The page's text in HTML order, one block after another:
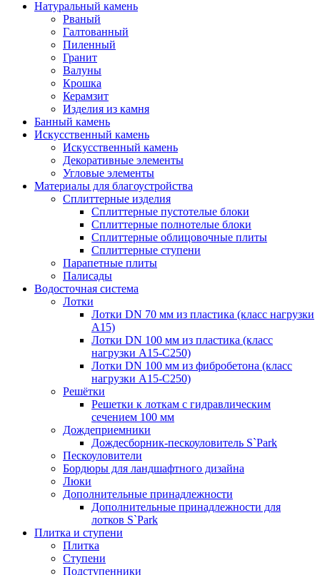
Натуральный камень
Рваный
Галтованный
Пиленный
Гранит
Валуны
Крошка
Керамзит
Изделия из камня
Банный камень
Искусственный камень
Искусственный камень
Декоративные элементы
Угловые элементы
Материалы для благоустройства
Сплиттерные изделия
Сплиттерные пустотелые блоки
Сплиттерные полнотелые блоки
Сплиттерные облицовочные плиты
Сплиттерные ступени
Парапетные плиты
Палисады
Водосточная система
Лотки
Лотки DN 70 мм из пластика (класс нагрузки
А15)
Лотки DN 100 мм из пластика (класс
нагрузки А15-С250)
Лотки DN 100 мм из фибробетона (класс
нагрузки А15-С250)
Решётки
Решетки к лоткам с гидравлическим
сечением 100 мм
Дождеприемники
Дождесборник-пескоуловитель S`Park
Пескоуловители
Бордюры для ландшафтного дизайна
Люки
Дополнительные принадлежности
Дополнительные принадлежности для
лотков S`Park
Плитка и ступени
Плитка
Ступени
Подступенники